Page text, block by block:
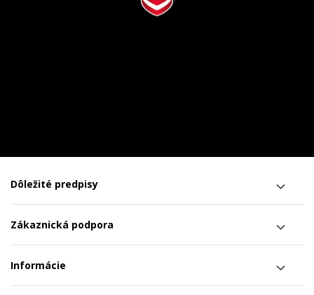
Dôležité predpisy
Zákaznická podpora
Informácie